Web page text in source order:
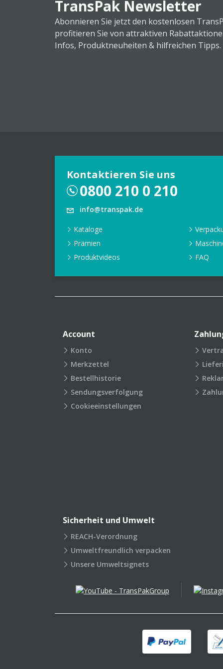
TransPak Newsletter
Abonnieren Sie jetzt den kostenlosen
profitieren Sie von attraktiven
Infos, Produktneuheiten & hilfreichen Tipps.
Kontaktieren Sie uns
0800 210 0 210
info@transpak.de
Kataloge
Prämien
Produktvideos
FAQ
Account
Konto
Merkzettel
Bestellhistorie
Sendungsverfolgung
Cookieeinstellungen
Sicherheit und Umwelt
REACH-Verordnung
Umweltfreundlich verpacken
Unsere Umweltsignets